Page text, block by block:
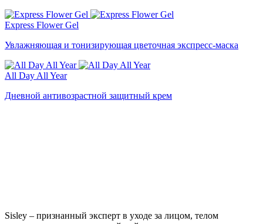
Express Flower Gel
Увлажняющая и тонизирующая цветочная экспресс-маска
All Day All Year
Дневной антивозрастной защитный крем
Sisley – признанный эксперт в уходе за лицом, телом